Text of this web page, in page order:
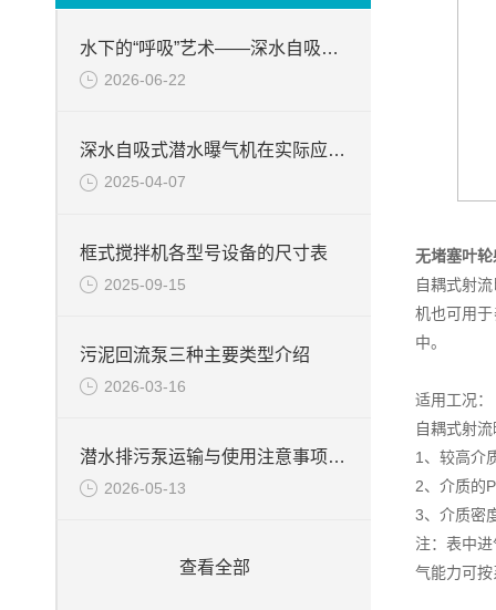
水下的“呼吸”艺术——深水自吸式潜水曝气机的技术原理与核心优势
2026-06-22
深水自吸式潜水曝气机在实际应用场景中的性能优势
2025-04-07
框式搅拌机各型号设备的尺寸表
2025-09-15
污泥回流泵三种主要类型介绍
2026-03-16
潜水排污泵运输与使用注意事项说明
2026-05-13
查看全部
无堵塞叶
自耦式射
机也可用
中。
适用工况：
自耦式射
1、较高介
2、介质的
3、介质密
注：表中
气能力可